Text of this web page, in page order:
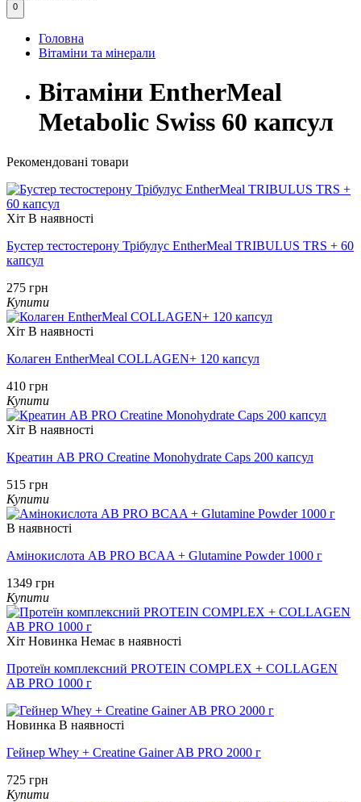
0
Головна
Вітаміни та мінерали
Вітаміни EntherMeal
Metabolic Swiss 60 капсул
Рекомендовані товари
Хіт В наявності
Бустер тестостерону Трібулус EntherMeal TRIBULUS TRS + 60
капсул
275 грн
Купити
Хіт В наявності
Колаген EntherMeal COLLAGEN+ 120 капсул
410 грн
Купити
Хіт В наявності
Креатин AB PRO Creatine Monohydrate Caps 200 капсул
515 грн
Купити
В наявності
Амінокислота AB PRO BCAA + Glutamine Powder 1000 г
1349 грн
Купити
Хіт Новинка Немає в наявності
Протеїн комплексний PROTEIN COMPLEX + COLLAGEN
AB PRO 1000 г
Новинка В наявності
Гейнер Whey + Creatine Gainer AB PRO 2000 г
725 грн
Купити